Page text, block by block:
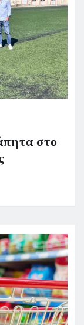
στο